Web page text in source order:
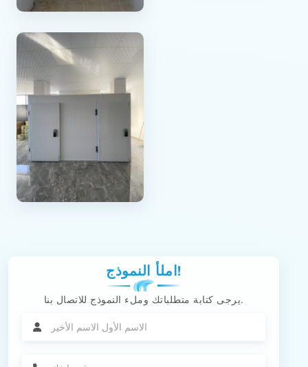
املأ النموذج!
يرجى كتابة متطلباتك وملء النموذج للاتصال بنا.